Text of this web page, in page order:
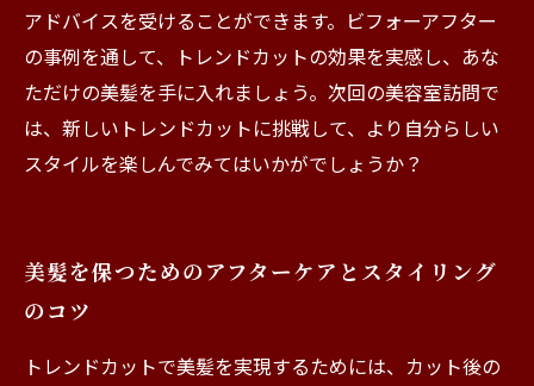
アドバイスを受けることができます。ビフォーアフター
の事例を通して、トレンドカットの効果を実感し、あな
ただけの美髪を手に入れましょう。次回の美容室訪問で
は、新しいトレンドカットに挑戦して、より自分らしい
スタイルを楽しんでみてはいかがでしょうか？
美髪を保つためのアフターケアとスタイリング
のコツ
トレンドカットで美髪を実現するためには、カット後の